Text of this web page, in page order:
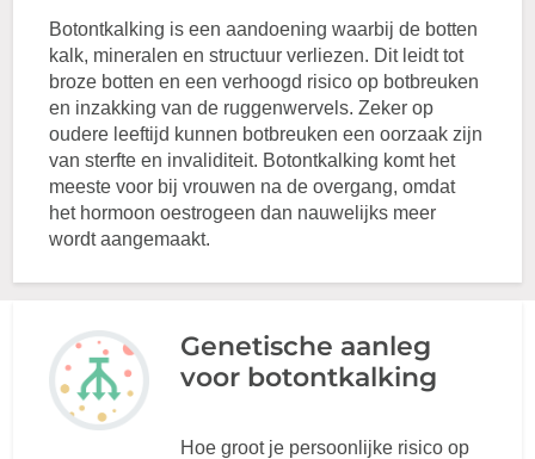
Botontkalking is een aandoening waarbij de botten
kalk, mineralen en structuur verliezen. Dit leidt tot
broze botten en een verhoogd risico op botbreuken
en inzakking van de ruggenwervels. Zeker op
oudere leeftijd kunnen botbreuken een oorzaak zijn
van sterfte en invaliditeit. Botontkalking komt het
meeste voor bij vrouwen na de overgang, omdat
het hormoon oestrogeen dan nauwelijks meer
wordt aangemaakt.
Genetische aanleg
voor botontkalking
Hoe groot je persoonlijke risico op